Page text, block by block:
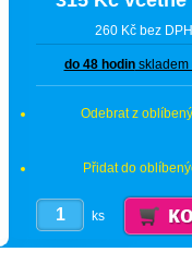
260 Kč bez DPH
do 48 hodinskladem
Odebrat z
Přidat do
ks